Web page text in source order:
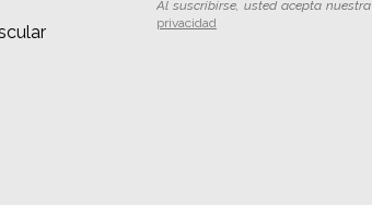
Al suscribirse, usted acepta nuestra
privacidad